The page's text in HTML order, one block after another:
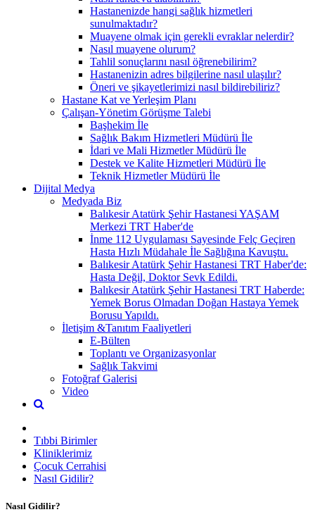
Hastanenizde hangi sağlık hizmetleri
sunulmaktadır?
Muayene olmak için gerekli evraklar nelerdir?
Nasıl muayene olurum?
Tahlil sonuçlarını nasıl öğrenebilirim?
Hastanenizin adres bilgilerine nasıl ulaşılır?
Öneri ve şikayetlerimizi nasıl bildirebiliriz?
Hastane Kat ve Yerleşim Planı
Çalışan-Yönetim Görüşme Talebi
Başhekim İle
Sağlık Bakım Hizmetleri Müdürü İle
İdari ve Mali Hizmetler Müdürü İle
Destek ve Kalite Hizmetleri Müdürü İle
Teknik Hizmetler Müdürü İle
Dijital Medya
Medyada Biz
Balıkesir Atatürk Şehir Hastanesi YAŞAM
Merkezi TRT Haber'de
İnme 112 Uygulaması Sayesinde Felç Geçiren
Hasta Hızlı Müdahale İle Sağlığına Kavuştu.
Balıkesir Atatürk Şehir Hastanesi TRT Haber'de:
Hasta Değil, Doktor Sevk Edildi.
Balıkesir Atatürk Şehir Hastanesi TRT Haberde:
Yemek Borus Olmadan Doğan Hastaya Yemek
Borusu Yapıldı.
İletişim &Tanıtım Faaliyetleri
E-Bülten
Toplantı ve Organizasyonlar
Sağlık Takvimi
Fotoğraf Galerisi
Video
Tıbbi Birimler
Kliniklerimiz
Çocuk Cerrahisi
Nasıl Gidilir?
Nasıl Gidilir?